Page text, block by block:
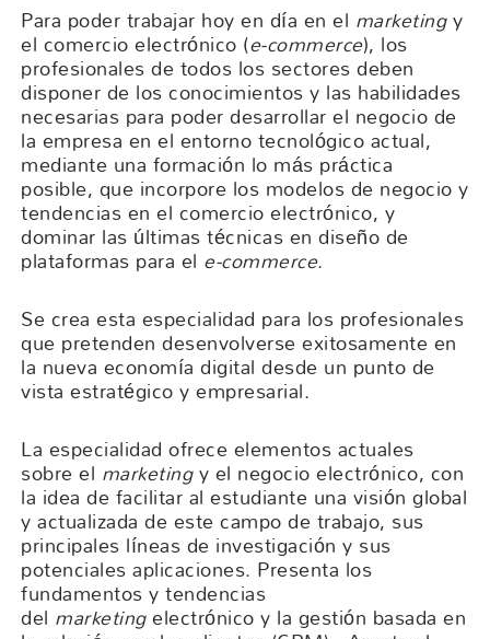
Para poder trabajar hoy en día en el marketingy
el comercio electrónico (e-commerce), los
profesionales de todos los sectores deben
disponer de los conocimientos y las habilidades
necesarias para poder desarrollar el negocio de
la empresa en el entorno tecnológico actual,
mediante una formación lo más práctica
posible, que incorpore los modelos de negocio y
tendencias en el comercio electrónico, y
dominar las últimas técnicas en diseño de
plataformas para el e-commerce.
Se crea esta especialidad para los profesionales
que pretenden desenvolverse exitosamente en
la nueva economía digital desde un punto de
vista estratégico y empresarial.
La especialidad ofrece elementos actuales
sobre el marketingy el negocio electrónico, con
la idea de facilitar al estudiante una visión global
y actualizada de este campo de trabajo, sus
principales líneas de investigación y sus
potenciales aplicaciones. Presenta los
fundamentos y tendencias
del marketingelectrónico y la gestión basada en